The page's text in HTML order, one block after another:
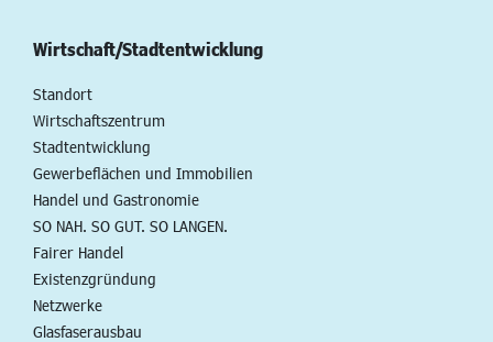
Wirtschaft/Stadtentwicklung
Standort
Wirtschaftszentrum
Stadtentwicklung
Gewerbeflächen und Immobilien
Handel und Gastronomie
SO NAH. SO GUT. SO LANGEN.
Fairer Handel
Existenzgründung
Netzwerke
Glasfaserausbau